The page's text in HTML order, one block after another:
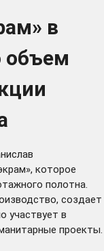
в
объем
которое
полотна.
создает
участвует в
проекты.